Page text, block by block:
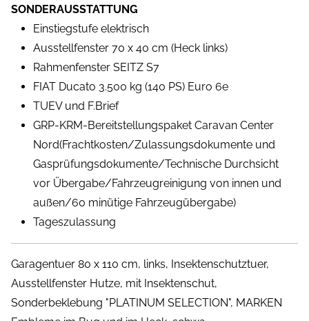
SONDERAUSSTATTUNG
Einstiegstufe elektrisch
Ausstellfenster 70 x 40 cm (Heck links)
Rahmenfenster SEITZ S7
FIAT Ducato 3.500 kg (140 PS) Euro 6e
TUEV und F.Brief
GRP-KRM-Bereitstellungspaket Caravan Center
Nord(Frachtkosten/Zulassungsdokumente und
Gasprüfungsdokumente/Technische Durchsicht
vor Übergabe/Fahrzeugreinigung von innen und
außen/60 minütige Fahrzeugübergabe)
Tageszulassung
Garagentuer 80 x 110 cm, links, Insektenschutztuer,
Ausstellfenster Hutze, mit Insektenschut,
Sonderbeklebung "PLATINUM SELECTION", MARKEN